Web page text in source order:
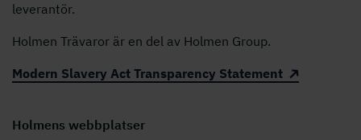
leverantör.
Holmen Trävaror är en del av Holmen Group.
Modern Slavery Act Transparency Statement
Holmens webbplatser